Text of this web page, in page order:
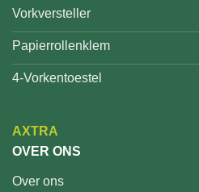
Vorkversteller
Papierrollenklem
4-Vorkentoestel
AXTRA
OVER ONS
Over ons